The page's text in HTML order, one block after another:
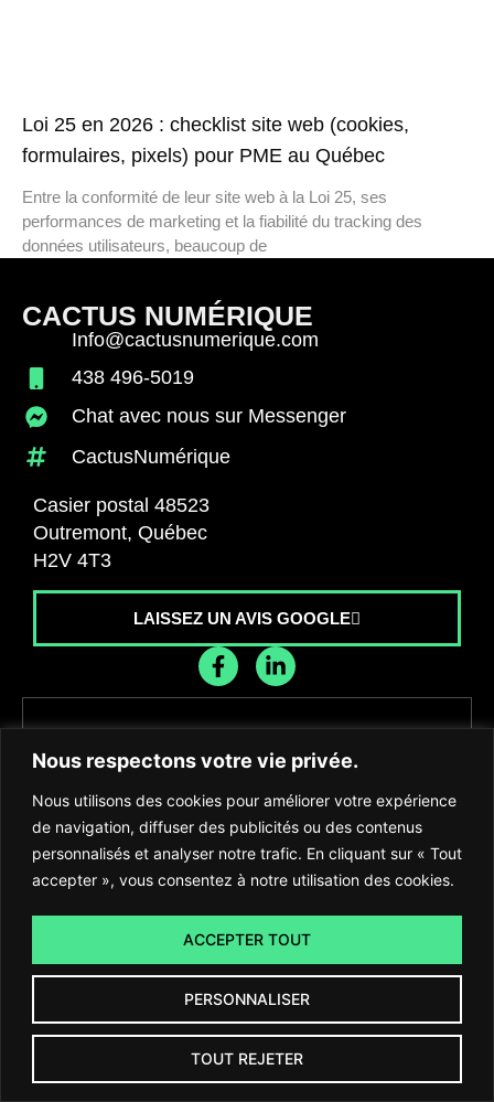
Nous respectons votre vie privée.
Nous utilisons des cookies pour améliorer votre expérience
de navigation, diffuser des publicités ou des contenus
personnalisés et analyser notre trafic. En cliquant sur « Tout
accepter », vous consentez à notre utilisation des cookies.
PERSONNALISER
TOUT REJETER
ACCEPTER TOUT
Loi 25 en 2026 : checklist site web (cookies,
formulaires, pixels) pour PME au Québec
Entre la conformité de leur site web à la Loi 25, ses
performances de marketing et la fiabilité du tracking des
données utilisateurs, beaucoup de
CACTUS NUMÉRIQUE
Info@cactusnumerique.com
438 496-5019
Chat avec nous sur Messenger
CactusNumérique
Casier postal 48523
Outremont, Québec
H2V 4T3
LAISSEZ UN AVIS GOOGLE
Recevez les dernières nouvelles de
l'agence
S'INSCRIRE
2024 ©Cactus Numérique. Tous droits réservés. |